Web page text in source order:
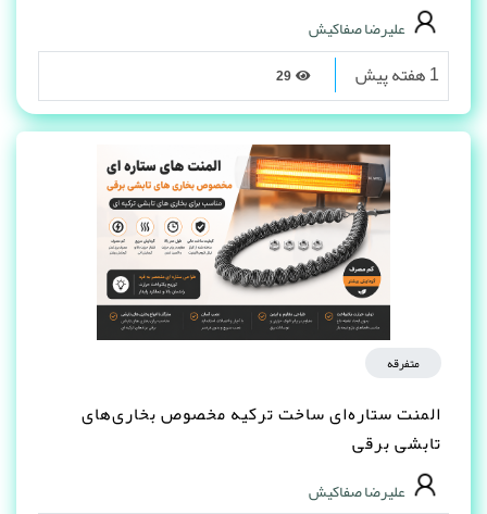
علیرضا صفاکیش
1 هفته پیش
متفرقه
المنت ستاره‌ای ساخت ترکیه مخصوص بخاری‌های
تابشی برقی
علیرضا صفاکیش